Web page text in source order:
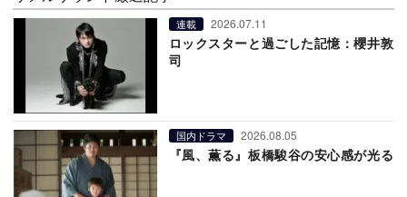
連載 2026.07.11
ロックスターと過ごした記憶：櫻井敦
司
国内ドラマ 2026.08.05
『風、薫る』板橋駿谷の安心感が光る